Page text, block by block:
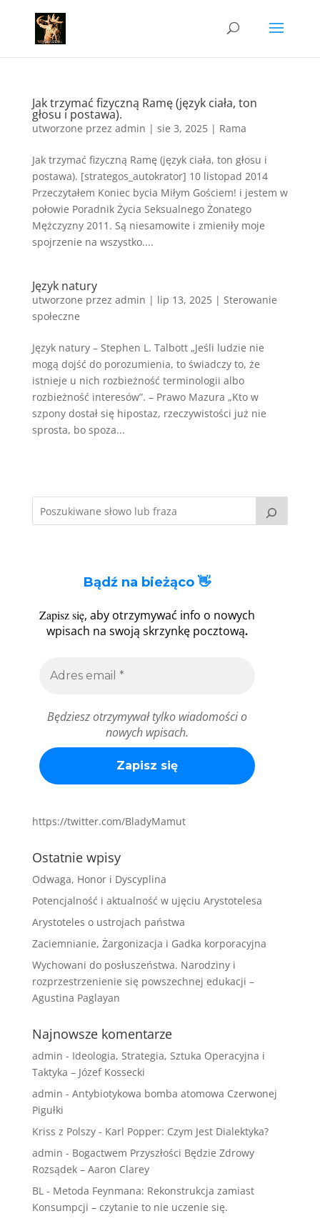
Jak trzymać fizyczną Ramę (język ciała, ton
głosu i postawa).
utworzone przez admin | sie 3, 2025| Rama
Jak trzymać fizyczną Ramę (język ciała, ton głosu i
postawa). [strategos_autokrator] 10 listopad 2014
Przeczytałem Koniec bycia Miłym Gościem! i jestem w
połowie Poradnik Życia Seksualnego Żonatego
Mężczyzny 2011. Są niesamowite i zmieniły moje
spojrzenie na wszystko....
Język natury
utworzone przez admin | lip 13, 2025| Sterowanie
społeczne
Język natury – Stephen L. Talbott „Jeśli ludzie nie
mogą dojść do porozumienia, to świadczy to, że
istnieje u nich rozbieżność terminologii albo
rozbieżność interesów”. – Prawo Mazura „Kto w
szpony dostał się hipostaz, rzeczywistości już nie
sprosta, bo spoza...
Bądź na bieżąco 👋
Zapisz się, aby otrzymywać info o nowych
wpisach na swoją skrzynkę pocztową.
Będziesz otrzymywał tylko wiadomości o
nowych wpisach.
https://twitter.com/BladyMamut
Ostatnie wpisy
Odwaga, Honor i Dyscyplina
Potencjalność i aktualność w ujęciu Arystotelesa
Arystoteles o ustrojach państwa
Zaciemnianie, Żargonizacja i Gadka korporacyjna
Wychowani do posłuszeństwa. Narodziny i
rozprzestrzenienie się powszechnej edukacji –
Agustina Paglayan
Najnowsze komentarze
admin - Ideologia, Strategia, Sztuka Operacyjna i
Taktyka – Józef Kossecki
admin - Antybiotykowa bomba atomowa Czerwonej
Pigułki
Kriss z Polszy- Karl Popper: Czym Jest Dialektyka?
admin - Bogactwem Przyszłości Będzie Zdrowy
Rozsądek – Aaron Clarey
BL- Metoda Feynmana: Rekonstrukcja zamiast
Konsumpcji – czytanie to nie uczenie się.